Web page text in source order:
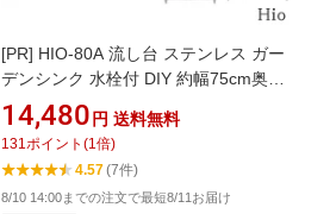
[PR] HIO-80A 流し台 ステンレス ガー
デンシンク 水栓付 DIY 約幅75cm奥行
き40cm高さ80cm作業台 収納棚付 庭
外付けシンク 高さ キッチン 台所 栓 屋
外 掃除 簡易 シンク タオル掛け ホース
蛇口付 高さ調節 調理台 業務用 簡単 お
しゃれ ンシンク
14,480 円 送料無料
131ポイント (1倍)
4.57(7件)
8/10 14:00までの注文で最短8/11お届け